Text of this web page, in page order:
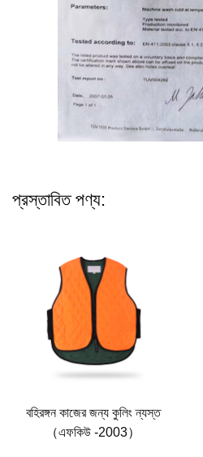
প্রস্তাবিত পণ্য:
বহিরঙ্গন কাজের জন্য কুলিং ন্যস্ত
（এফকিউ -2003）